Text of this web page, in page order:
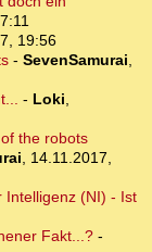
19:56
- SevenSamurai,
- Loki,
the robots
, 14.11.2017,
Intelligenz (NI) - Ist
Fakt...?-